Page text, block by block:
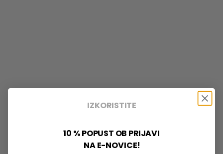
IZKORISTITE
10 % POPUST OB PRIJAVI
NA E-NOVICE!